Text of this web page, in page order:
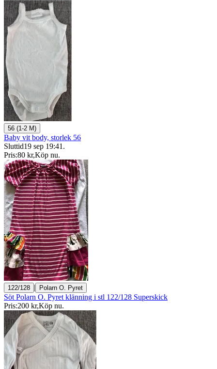
56 (1-2 M)
Baby vit body, storlek 56
Sluttid19 sep 19:41 .
Pris:80 kr,Köp nu.
122/128 | Polarn O. Pyret
Söt Polarn O. Pyret klänning i stl 122/128 Superskick
Pris:200 kr,Köp nu.